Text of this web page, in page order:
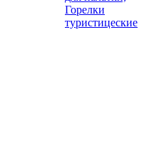
Горелки
туристицеские